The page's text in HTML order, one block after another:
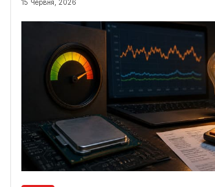
15 Червня, 2026